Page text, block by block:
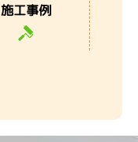
施工事例